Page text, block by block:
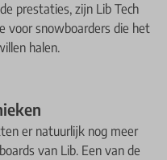
prestaties, zijn Lib Tech
voor snowboarders die het
halen.
er natuurlijk nog meer
van Lib. Een van de